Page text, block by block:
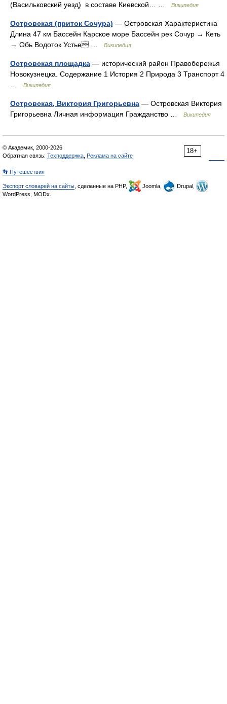
(Васильковский уезд) в составе Киевской… … Википедия
Островская (приток Сочура) — Островская Характеристика
Длина 47 км Бассейн Карское море Бассейн рек Сочур → Кеть
→ Обь Водоток Устье …
Википедия
Островская площадка — исторический район Правобережья
Новокузнецка. Содержание 1 История 2 Природа 3 Транспорт 4
Википедия
Островская, Виктория Григорьевна — Островская Виктория
Григорьевна Личная информация Гражданство …
Википедия
18+
© Академик, 2000-2026
Обратная связь: Техподдержка Реклама на сайте
👣 Путешествия
Экспорт словарей на сайты , сделанные на PHP, Joomla,
Drupal,
WordPress, MODx.